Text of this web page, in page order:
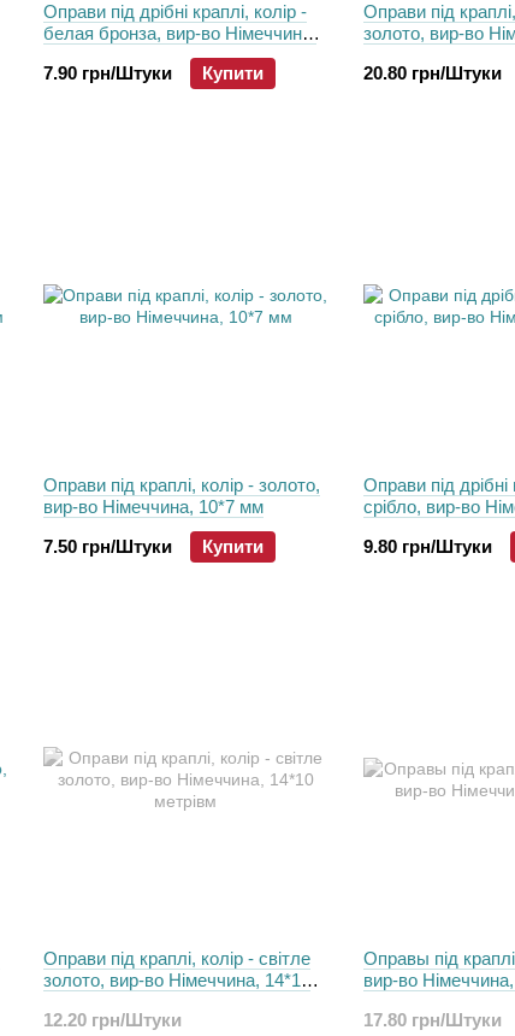
Оправи пiд дрібні краплі, колір -
белая бронза, вир-во Німеччина,
7.90 грн/Штуки
Купити
Оправи пiд
золото, вир-во
20.80 грн/Штуки
Оправи пiд краплі, колір - золото,
вир-во Німеччина, 10*7 мм
7.50 грн/Штуки
Купити
Оправи пiд дрібні
срібло, вир-во
9.80 грн/Штуки
Оправи пiд краплі, колір - світле
золото, вир-во Німеччина, 14*10
12.20 грн/Штуки
Оправы під
вир-во
17.80 грн/Штуки